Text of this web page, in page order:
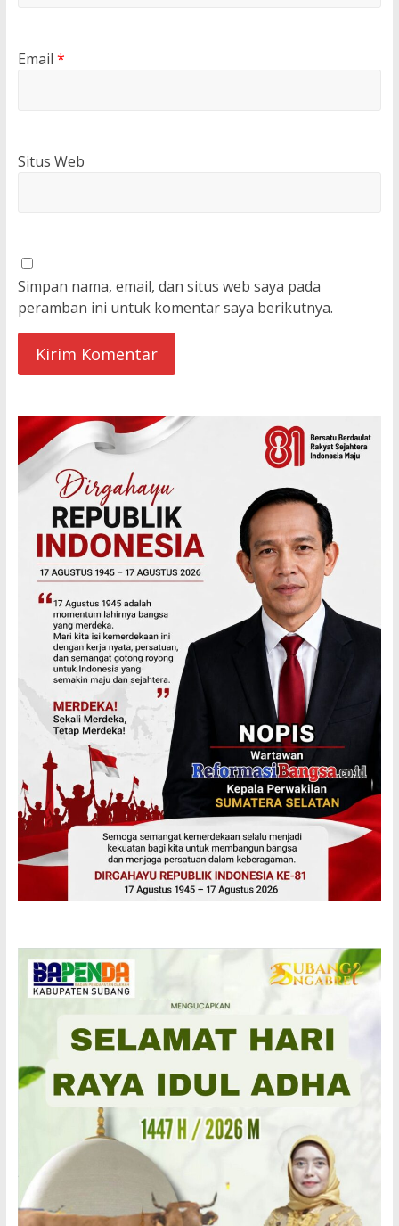
Email *
Situs Web
Simpan nama, email, dan situs web saya pada
peramban ini untuk komentar saya berikutnya.